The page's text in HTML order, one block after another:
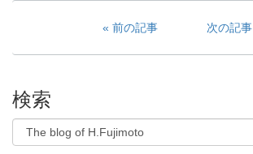
前の記事 次の記事
検索